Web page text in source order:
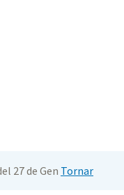
27 de Gen Tornar